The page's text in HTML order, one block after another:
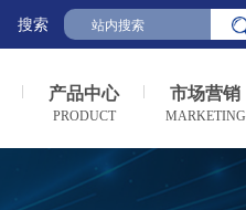
搜索
产品中心
PRODUCT
市场营销
MARKETING